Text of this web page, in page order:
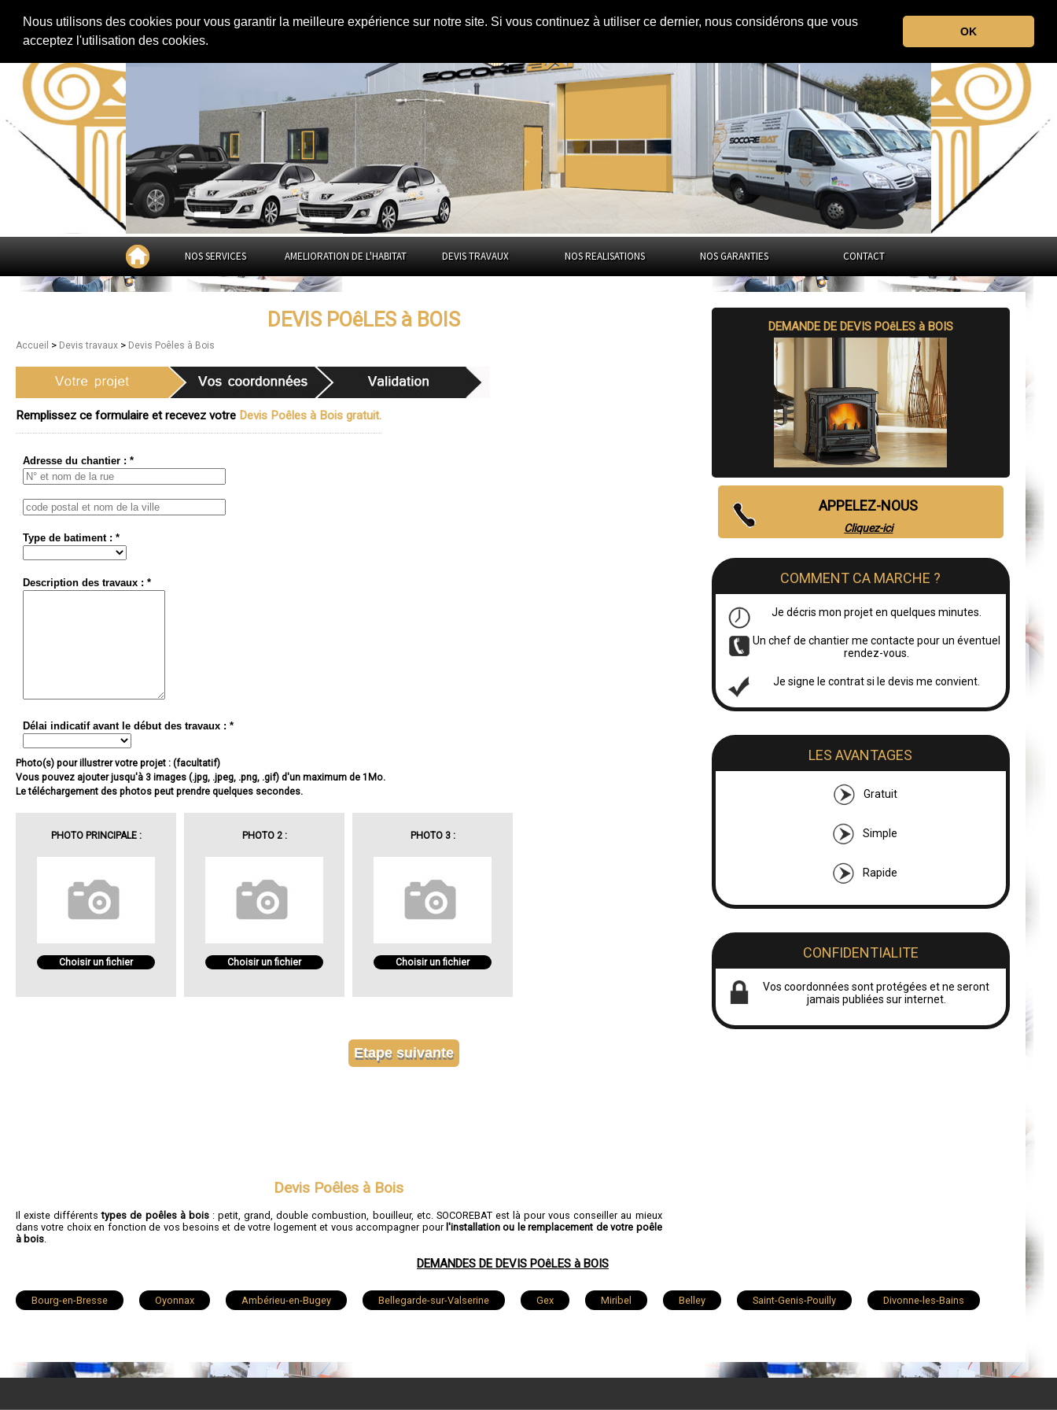
Nous utilisons des cookies pour vous garantir la meilleure expérience sur notre site. Si vous continuez à utiliser ce dernier, nous considérons que vous
acceptez l'utilisation des cookies.
OK
Devis Poêles à Bois dansl'Ain
l'Ain
Auvergne-Rhône-Alpes
NOS SERVICES AMELIORATION DE L'HABITAT DEVIS TRAVAUX NOS REALISATIONS NOS GARANTIES CONTACT
DEMANDE DE DEVIS POêLES à BOIS
APPELEZ-NOUS
Cliquez-ici
COMMENT CA MARCHE ?
Je décris mon projet en quelques minutes.
Un chef de chantier me contacte pour un éventuel
rendez-vous.
Je signe le contrat si le devis me convient.
LES AVANTAGES
Gratuit
Simple
Rapide
CONFIDENTIALITE
Vos coordonnées sont protégées et ne seront
jamais publiées sur internet.
DEVIS POêLES à BOIS
Accueil > Devis travaux > Devis Poêles à Bois
Remplissez ce formulaire et recevez votre Devis Poêles à Bois gratuit.
Adresse du chantier : *
Type de batiment : *
Description des travaux : *
Délai indicatif avant le début des travaux : *
Photo(s) pour illustrer votre projet : (facultatif)
Vous pouvez ajouter jusqu'à 3 images (.jpg, .jpeg, .png, .gif) d'un maximum de 1Mo.
Le téléchargement des photos peut prendre quelques secondes.
PHOTO PRINCIPALE :
Choisir un fichier
PHOTO 2 :
Choisir un fichier
PHOTO 3 :
Choisir un fichier
Devis Poêles à Bois
Il existe différentstypes de poêles à bois: petit, grand, double combustion, bouilleur, etc. SOCOREBAT est là pour vous conseiller au mieux
dans votre choix en fonction de vos besoins et de votre logement et vous accompagner pour l'installation ou le remplacement de votre poêle
à bois
DEMANDES DE DEVIS POêLES à BOIS
Bourg-en-Bresse Oyonnax Ambérieu-en-Bugey Bellegarde-sur-Valserine Gex Miribel Belley Saint-Genis-Pouilly Divonne-les-Bains
Saint-Denis-lès-Bourg Thoiry Châtillon-sur-Chalaronne Reyrieux Saint-Maurice-de-Beynost